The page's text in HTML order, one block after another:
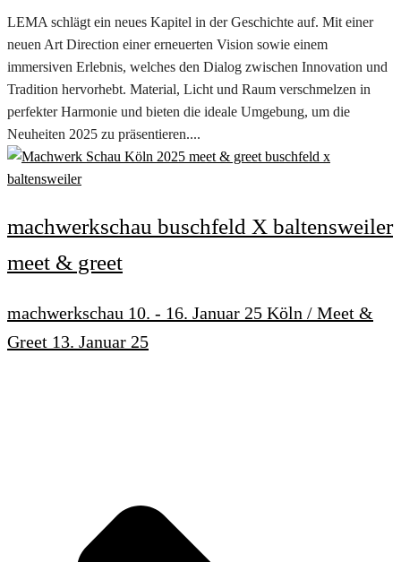
LEMA schlägt ein neues Kapitel in der Geschichte auf. Mit einer
neuen Art Direction einer erneuerten Vision sowie einem
immersiven Erlebnis, welches den Dialog zwischen Innovation und
Tradition hervorhebt. Material, Licht und Raum verschmelzen in
perfekter Harmonie und bieten die ideale Umgebung, um die
Neuheiten 2025 zu präsentieren....
machwerkschau buschfeld X baltensweiler
meet & greet
machwerkschau 10. - 16. Januar 25 Köln / Meet &
Greet 13. Januar 25